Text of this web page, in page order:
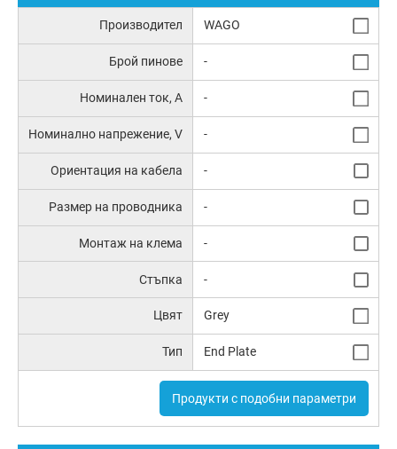
Производител WAGO
Брой пинове -
Номинален ток, А -
Номинално напрежение, V -
Ориентация на кабела -
Размер на проводника -
Монтаж на клема -
Стъпка -
Цвят Grey
Тип End Plate
Продукти с подобни параметри